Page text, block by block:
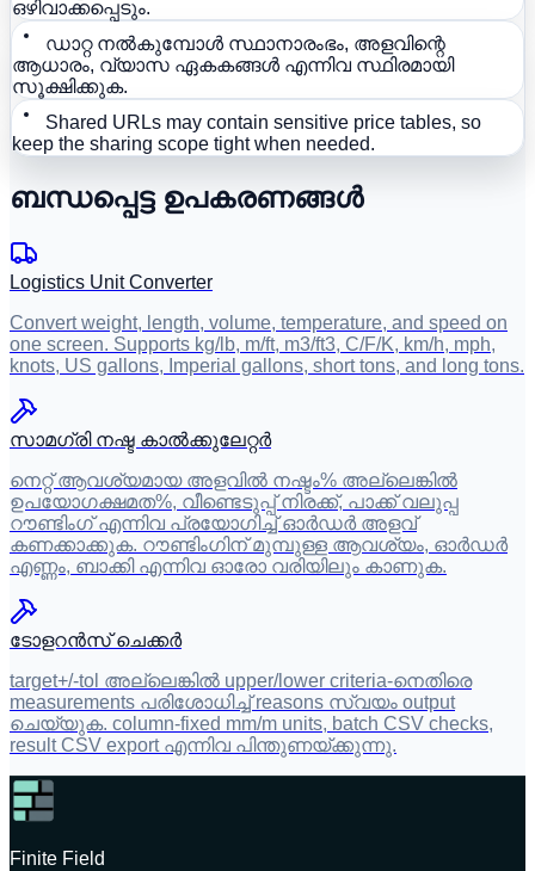
ഒഴിവാക്കപ്പെടും.
ഡാറ്റ നൽകുമ്പോൾ സ്ഥാനാരംഭം, അളവിന്റെ
ആധാരം, വ്യാസ ഏകകങ്ങൾ എന്നിവ സ്ഥിരമായി
സൂക്ഷിക്കുക.
Shared URLs may contain sensitive price tables, so
keep the sharing scope tight when needed.
ബന്ധപ്പെട്ട ഉപകരണങ്ങൾ
Logistics Unit Converter
Convert weight, length, volume, temperature, and speed on
one screen. Supports kg/lb, m/ft, m3/ft3, C/F/K, km/h, mph,
knots, US gallons, Imperial gallons, short tons, and long tons.
സാമഗ്രി നഷ്ട കാൽക്കുലേറ്റർ
നെറ്റ് ആവശ്യമായ അളവിൽ നഷ്ടം% അല്ലെങ്കിൽ
ഉപയോഗക്ഷമത%, വീണ്ടെടുപ്പ് നിരക്ക്, പാക്ക് വലുപ്പ
റൗണ്ടിംഗ് എന്നിവ പ്രയോഗിച്ച് ഓർഡർ അളവ്
കണക്കാക്കുക. റൗണ്ടിംഗിന് മുമ്പുള്ള ആവശ്യം, ഓർഡർ
എണ്ണം, ബാക്കി എന്നിവ ഓരോ വരിയിലും കാണുക.
ടോളറൻസ് ചെക്കർ
target+/-tol അല്ലെങ്കിൽ upper/lower criteria-നെതിരെ
measurements പരിശോധിച്ച് reasons സ്വയം output
ചെയ്യുക. column-fixed mm/m units, batch CSV checks,
result CSV export എന്നിവ പിന്തുണയ്ക്കുന്നു.
Finite Field